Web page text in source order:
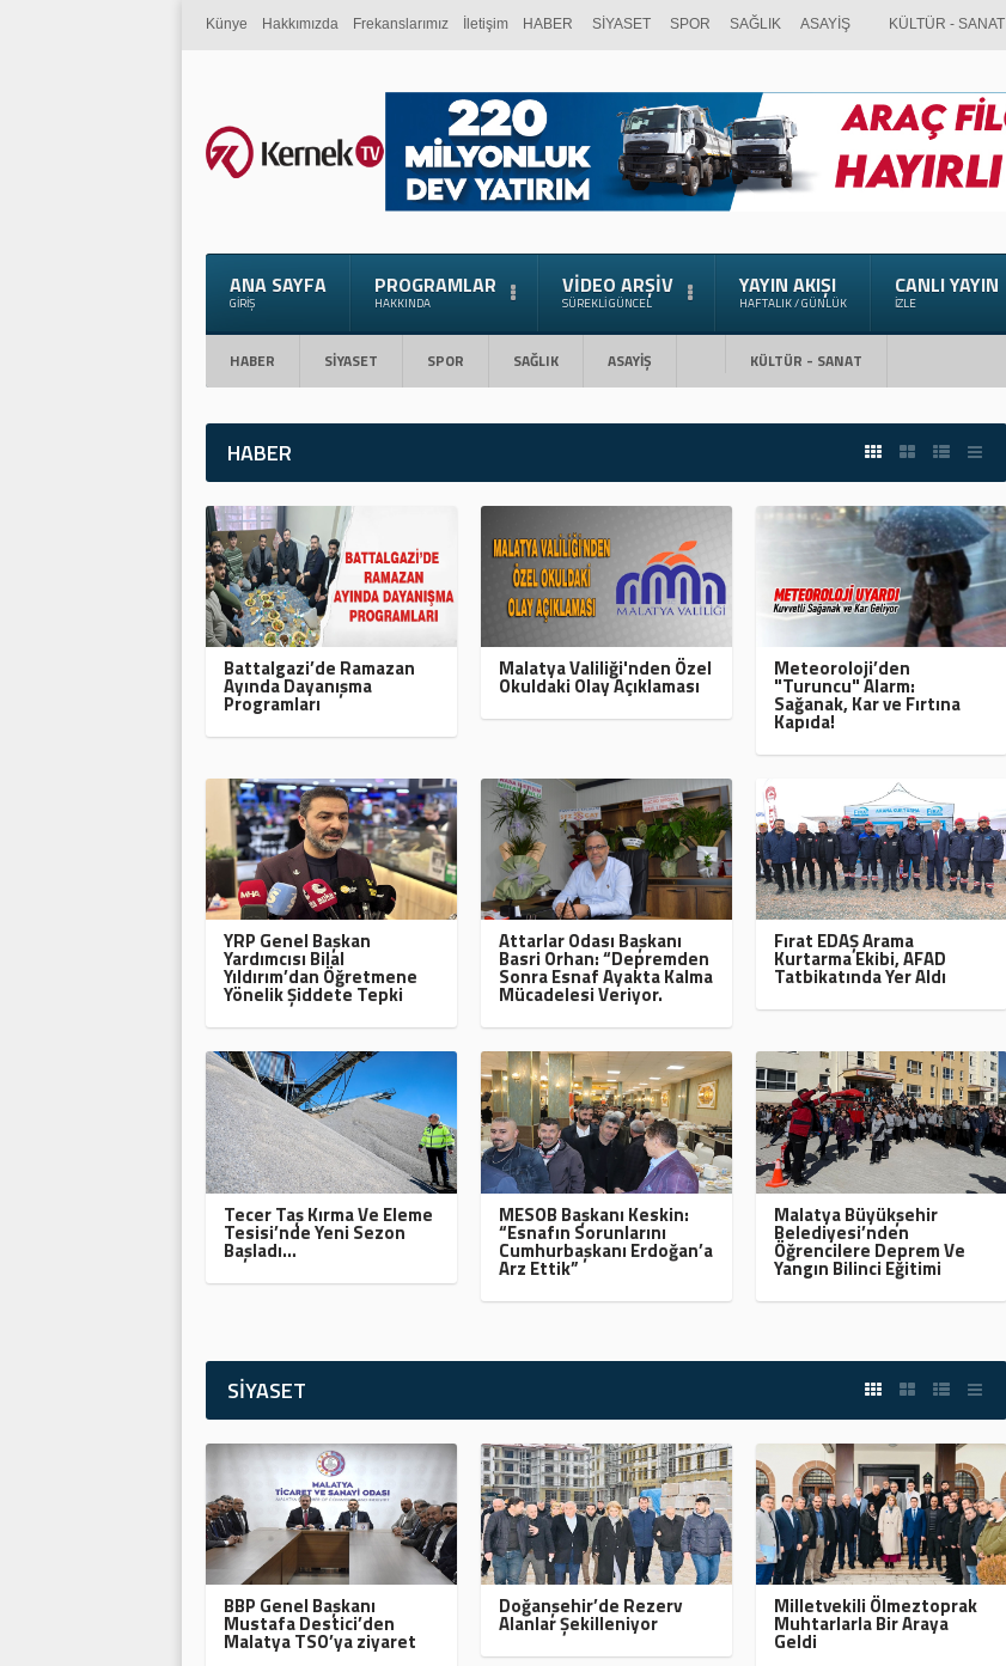
Künye Hakkımızda Frekanslarımız İletişim HABER SİYASET SPOR SAĞLIK ASAYİŞ KÜLTÜR - SANAT
ANA SAYFA
GIRIŞ
PROGRAMLAR
HAKKINDA
VIDEO ARŞIV
SÜREKLI GÜNCEL
YAYIN AKIŞI
HAFTALIK / GÜNLÜK
CANLI YAYIN
İZLE
HABER SİYASET SPOR SAĞLIK ASAYİŞ KÜLTÜR - SANAT
HABER
Battalgazi’de Ramazan
Ayında Dayanışma
Programları
Malatya Valiliği'nden Özel
Okuldaki Olay Açıklaması
Meteoroloji’den
"Turuncu" Alarm:
Sağanak, Kar ve Fırtına
Kapıda!
YRP Genel Başkan
Yardımcısı Bilal
Yıldırım’dan Öğretmene
Yönelik Şiddete Tepki
Attarlar Odası Başkanı
Basri Orhan: “Depremden
Sonra Esnaf Ayakta Kalma
Mücadelesi Veriyor.
Fırat EDAŞ Arama
Kurtarma Ekibi, AFAD
Tatbikatında Yer Aldı
Tecer Taş Kırma Ve Eleme
Tesisi’nde Yeni Sezon
Başladı…
MESOB Başkanı Keskin:
“Esnafın Sorunlarını
Cumhurbaşkanı Erdoğan’a
Arz Ettik”
Malatya Büyükşehir
Belediyesi’nden
Öğrencilere Deprem Ve
Yangın Bilinci Eğitimi
SİYASET
BBP Genel Başkanı
Mustafa Destici’den
Malatya TSO’ya ziyaret
Doğanşehir’de Rezerv
Alanlar Şekilleniyor
Milletvekili Ölmeztoprak
Muhtarlarla Bir Araya
Geldi